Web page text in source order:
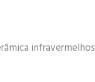
infravermelhos